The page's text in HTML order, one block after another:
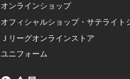
オンラインショップ
オフィシャルショップ・サテライト
Ｊリーグオンラインストア
ユニフォーム